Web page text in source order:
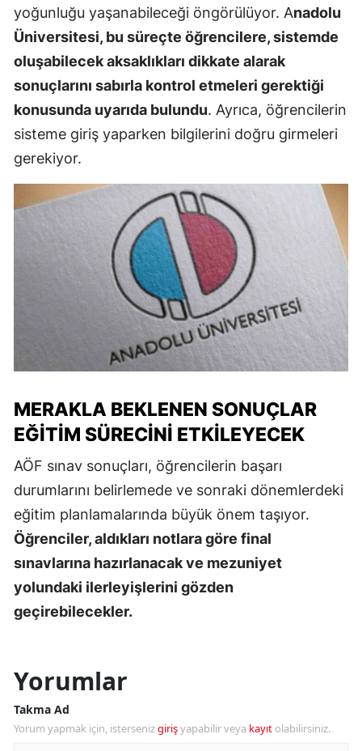
yoğunluğu yaşanabileceği öngörülüyor. Anadolu
Üniversitesi, bu süreçte öğrencilere, sistemde
oluşabilecek aksaklıkları dikkate alarak
sonuçlarını sabırla kontrol etmeleri gerektiği
konusunda uyarıda bulundu. Ayrıca, öğrencilerin
sisteme giriş yaparken bilgilerini doğru girmeleri
gerekiyor.
MERAKLA BEKLENEN SONUÇLAR
EĞITIM SÜRECINI ETKILEYECEK
AÖF sınav sonuçları, öğrencilerin başarı
durumlarını belirlemede ve sonraki dönemlerdeki
eğitim planlamalarında büyük önem taşıyor.
Öğrenciler, aldıkları notlara göre final
sınavlarına hazırlanacak ve mezuniyet
yolundaki ilerleyişlerini gözden
geçirebilecekler.
Yorumlar
Takma Ad
Yorum yapmak için, istersenizgirişyapabilir veya kayıt olabilirsiniz.